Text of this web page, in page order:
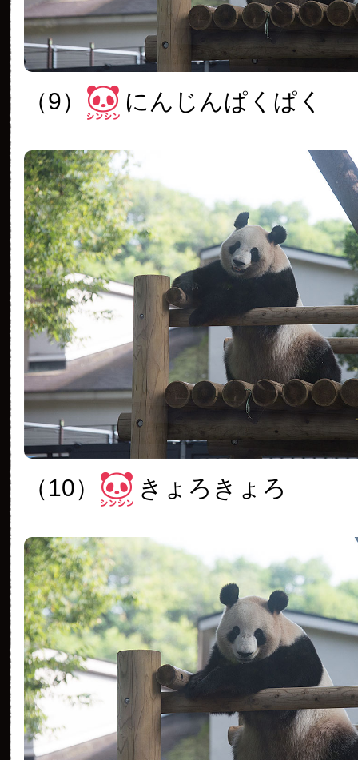
（9） にんじんぱくぱく
（10） きょろきょろ